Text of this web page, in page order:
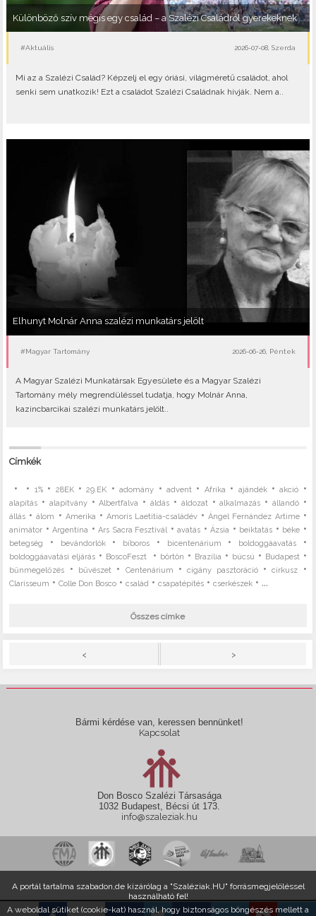
A weboldal sütiket (cookie-kat) használ, hogy biztonságos böngészés mellett a
Különböző szív mégis egy család – a Szalézi Családról gyerekeknek
#Aktuális 2026-07-08, Szerda
Mi az a Szalézi Család? Képzelj el egy óriási, világméretű családot, ahol
senki sem unatkozik! Ezt a családot Szalézi Családnak hívják. Nem a..
Elhunyt Molnár Anna szalézi munkatárs jelölt
#Magyar Tartomány 2026-06-26, Péntek
A Magyar Szalézi Munkatársak Egyesülete és a Magyar Szalézi
Tartomány mély megrendüléssel tudatja, hogy Molnár Anna,
kazincbarcikai szalézi munkatárs jelölt..
Címkék
• • 1%• 28EK•29.EK •adomány •advent • Afrika • ajándék•akció •
alapítás • alapítvány•Albertfalva •áldás • áldozat•alkalmazás • állandó•
állás •álom • Amerika • Amoris Laetitia-családév •Ángel Fernández Artime•
animátor •Argentína •Ars Sacra Fesztivál •avatás •Ázsia • beiktatás • béke •
betegség • bevándorlók• bíboros • bicentenárium • boldoggáavatás•
boldoggáavatási eljárás • BoscoFeszt • börtön • Brazília • búcsú • Budapest•
bűnmegelőzés • bűvészet• Centenárium •cigány pasztoráció•cirkusz •
Clarisseum •Colle Don Bosco •család •csapatépítés •cserkészek • ...
Összes címke
< >
Bármi kérdése van, keressen bennünket!
Kapcsolat
Don Bosco Szalézi Társasága
1032 Budapest, Bécsi út 173.
info@szaleziak.hu
A portál tartalma szabadon,de kizárólag a "Szaléziak.HU" forrásmegjelöléssel
használható fel!